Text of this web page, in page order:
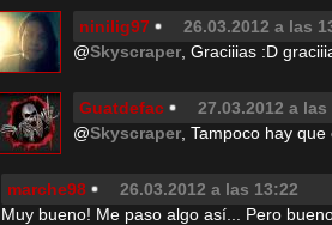
ninilig97 26.03.2012 a las
@Skyscraper , Graciiias :D
Guatdefac 27.03.2012 a las
@Skyscraper , Tampoco hay
marche98 26.03.2012 a las 13:22
Muy bueno! Me paso algo así... Pero